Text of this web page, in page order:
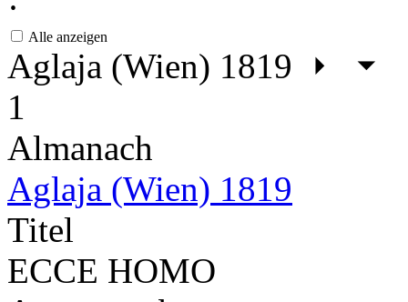
Alle anzeigen
Aglaja (Wien) 1819
1
Almanach
Aglaja (Wien) 1819
Titel
ECCE HOMO